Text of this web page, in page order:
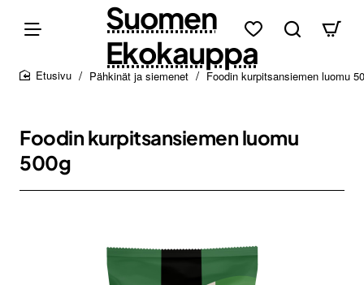
Suomen
Ekokauppa
Pähkinät ja siemenet Foodin kurpitsansiemen luomu
Foodin kurpitsansiemen luomu
500g